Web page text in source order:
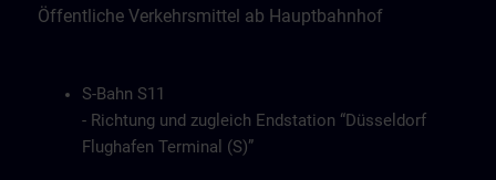
Öffentliche Verkehrsmittel ab Hauptbahnhof
S-Bahn S11
- Richtung und zugleich Endstation “Düsseldorf
Flughafen Terminal (S)”